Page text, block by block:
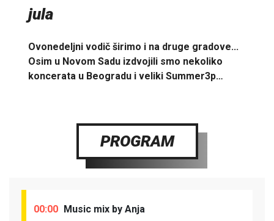
jula
Ovonedeljni vodič širimo i na druge gradove...
Osim u Novom Sadu izdvojili smo nekoliko
koncerata u Beogradu i veliki Summer3p…
PROGRAM
00:00 Music mix by Anja